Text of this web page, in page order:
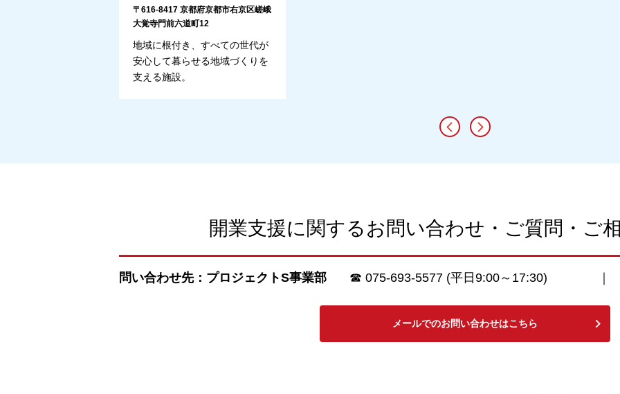
〒616-8417 京都府京都市右京区嵯峨
大覚寺門前六道町12
地域に根付き、すべての世代が
安心して暮らせる地域づくりを
支える施設。
開業支援に関するお問い合わせ・ご質問・ご
問い合わせ先：プロジェクトS事業部 ☎ 075-693-5577 (平日9:00～17:30)
メールでのお問い合わせはこちら